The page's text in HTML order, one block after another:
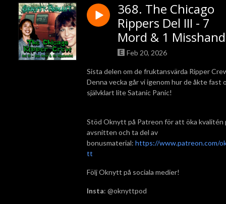
368. The Chicago
Rippers Del III - 7
Mord & 1
Feb 20, 2026
Sista delen om de fruktansvärda Ripper
Denna vecka går vi igenom hur de åkte fast
självklart lite Satanic Panic!
Stöd Oknytt på Patreon för att öka kvalitén
avsnitten och ta del av
bonusmaterial: https://www.patreon.com/
tt
Följ Oknytt på sociala medier!
Insta: @oknyttpod